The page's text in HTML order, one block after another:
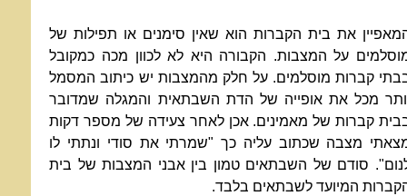
את בית הקברות הוא שאין סימנים או תפילות של
על המצבות. הקבורה היא לא לכוון מכה כמקובל
קברות מוסלמים. על חלק מהמצבות יש כיתוב המסמל
מכל את אופייה של הדת השבתאית והמגלה שמדובר
קברות של מאמינים. אכן לאחר צעידה של מספר דקות
מצבה שכתוב עליה כך "שמרתי את סודי ונתתי לו
סודם של השבתאים טמון בין אבני המצבות של בית
המיועד לשבתאים בלבד.